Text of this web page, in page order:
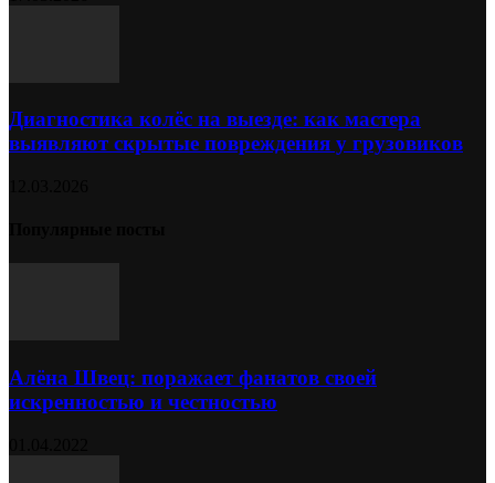
Диагностика колёс на выезде: как мастера
выявляют скрытые повреждения у грузовиков
Алёна Швец: поражает фанатов своей
искренностью и честностью